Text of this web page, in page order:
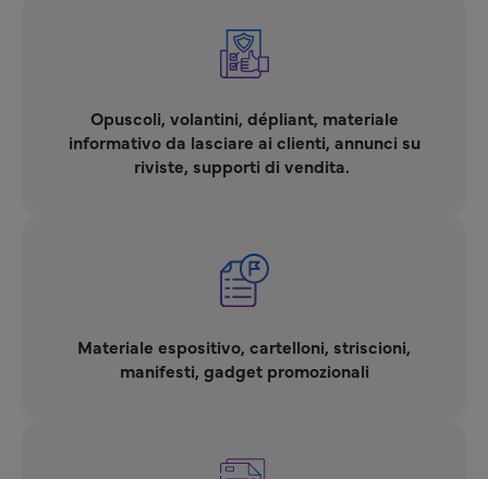
Opuscoli, volantini, dépliant, materiale
informativo da lasciare ai clienti, annunci su
riviste, supporti di vendita. ​
Materiale espositivo, cartelloni, striscioni,
manifesti, gadget promozionali